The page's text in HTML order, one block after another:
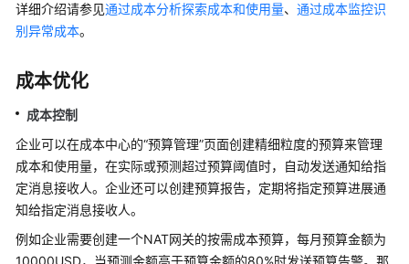
实
践
API
考
SDK
参
考
常
详细介绍请参见通过成本分析探索成本和使用量、 通过成本监控识
别异常成本。
成本优化
成本控制
企业可以在成本中心的“预算管理”页面创建精细粒度的预算来管理
成本和使用量，在实际或预测超过预算阈值时，自动发送通知给指
定消息接收人。企业还可以创建预算报告，定期将指定预算进展通
知给指定消息接收人。
例如企业需要创建一个NAT网关的按需成本预算，每月预算金额为